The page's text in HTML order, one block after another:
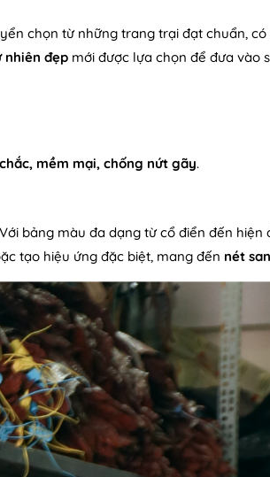
chọn từ những trang trại đạt chuẩn,
nhiên đẹp mới được lựa chọn để đưa vào
mềm mại, chống nứt gãy.
bảng màu đa dạng từ cổ điển đến hiện
tạo hiệu ứng đặc biệt, mang đến nét